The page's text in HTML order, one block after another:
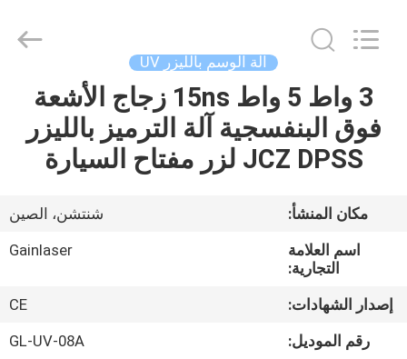
الصفحة
الرئيسية
معلومات
جولة
Copyright
lasermarkingmachine.com.
آلة الوسم بالليزر UV
3 واط 5 واط 15ns زجاج الأشعة
فوق البنفسجية آلة الترميز بالليزر
JCZ DPSS لزر مفتاح السيارة
مكان المنشأ:
شنتشن، الصين
اسم العلامة
التجارية:
Gainlaser
إصدار الشهادات:
CE
رقم الموديل:
GL-UV-08A